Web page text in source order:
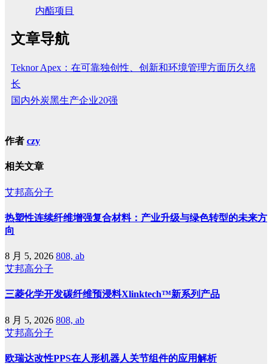
内酯项目
文章导航
Teknor Apex：在可靠独创性、创新和环境管理方面历久绵
长
国内外炭黑生产企业20强
作者 czy
相关文章
艾邦高分子
热塑性连续纤维增强复合材料：产业升级与绿色转型的未来方
向
8 月 5, 2026 808, ab
艾邦高分子
三菱化学开发碳纤维预浸料Xlinktech™新系列产品
8 月 5, 2026 808, ab
艾邦高分子
欧瑞达改性PPS在人形机器人关节组件的应用解析